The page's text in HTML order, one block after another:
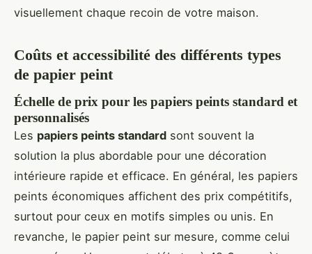
visuellement chaque recoin de votre maison.
Coûts et accessibilité des différents types
de papier peint
Échelle de prix pour les papiers peints standard et
personnalisés
Les papiers peints standard sont souvent la
solution la plus abordable pour une décoration
intérieure rapide et efficace. En général, les papiers
peints économiques affichent des prix compétitifs,
surtout pour ceux en motifs simples ou unis. En
revanche, le papier peint sur mesure, comme celui